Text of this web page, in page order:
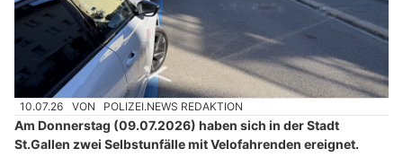
10.07.26 VON POLIZEI.NEWS REDAKTION
Am Donnerstag (09.07.2026) haben sich in der Stadt
St.Gallen zwei Selbstunfälle mit Velofahrenden ereignet.